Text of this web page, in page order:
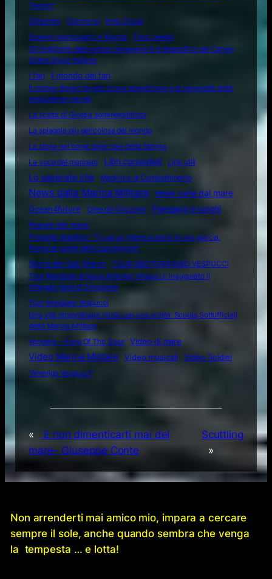
Terram"
Citazioni
Concorsi
Ente Circoli
Essere commissario in Marina
Frasi celebri
Gli highlights della prima campagna in Indopacifico del Carrier
Strike Group italiano
I fari
Il mondo dei fari
Il motore diesel navale: la sua apparizione e le necessità della
propulsione navale
La scelta di Giorgia sommergibilista
La spiaggia più pericolosa del mondo
La storia nel nome delle navi della Marina
La voce del marinaio
Libri consigliati Link utili
Lo sapevate che Medicina di Combattimento
News dalla Marina Militare
news varie dal mare
Ocean4future
Oltre Gli Orizzonti
Paesaggi e luoghi
Poesie del mare
Progetto didattico: “Tu sei un intero oceano in una goccia.
Rompi le pareti della tua prigione”
Storia del San Marco
TOUR MEDITERRANEO VESPUCCI
Tour Mondiale di Nave Amerigo Vespucci: inaugurato il
Villaggio Italia di Singapore
Tour Mondiale Vespucci
Una vita straordinaria inizia con una scelta: Scuola Sottufficiali
della Marina Militare
Vangelis – Song Of The Seas
Video di mare
Video Marina Militare Video musicali
Video Soldini
“Amerigo Vespucci”
«
E non dimenticarti mai del
mare- Giuseppe Conte
Scuttling
»
Non arrenderti mai amico mio, impara a cercare
sempre il sole, anche quando sembra che venga
la tempesta … e lotta!